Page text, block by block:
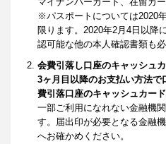
※パスポートについては2020
限ります。2020年2月4日以降
認可能な他の本人確認書類も必
会費引落し口座のキャッシュ
3ヶ月目以降のお支払い方法
費引落口座のキャッシュカード
一部ご利用になれない金融機
す。届出印が必要となる金融
へお確かめください。